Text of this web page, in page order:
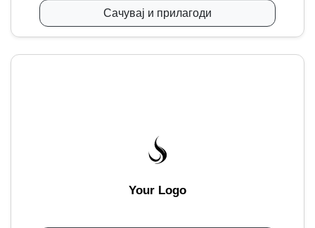
Сачувај и прилагоди
Your Logo